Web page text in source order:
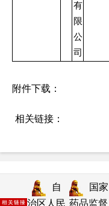
有
限
公
司
附件下载：
相关链接：
自
治区人民
国家
药品监督